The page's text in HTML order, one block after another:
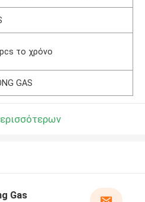
το χρόνο
GAS
Gas